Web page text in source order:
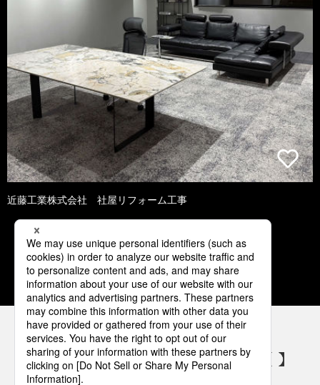
近藤工業株式会社 社屋リフォーム工事
1 2 3 4 5
パナソニックの電気設備 SNSアカウント